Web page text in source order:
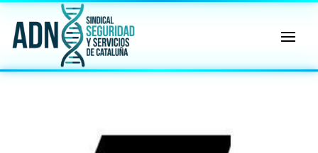
✖
ℹ️ Consulta General a Sede (Email)